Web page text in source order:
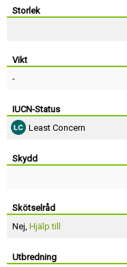
Storlek
Vikt
-
IUCN-Status
Least Concern
Skydd
Skötselråd
Nej, Hjälp till
Utbredning